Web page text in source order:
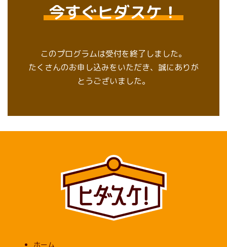
今すぐヒダスケ！
このプログラムは受付を終了しました。
たくさんのお申し込みをいただき、誠にありが
とうございました。
ホーム